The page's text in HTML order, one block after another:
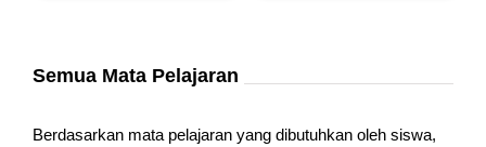
Semua Mata Pelajaran
Berdasarkan mata pelajaran yang dibutuhkan oleh siswa,